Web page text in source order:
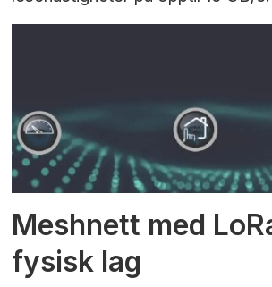
Meshnett med
fysisk lag